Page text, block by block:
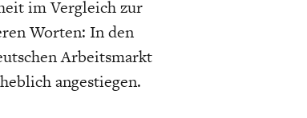
im Vergleich zur
Worten: In den
Arbeitsmarkt
angestiegen.